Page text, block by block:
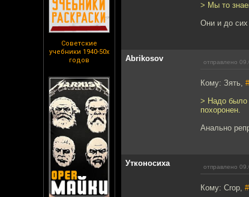
Советские
учебники 1940-50х
годов
> Мы то
Они и до сих
Abrikosov отправлено
Кому: Зять,
> Надо было
похоронен.
Анально
Утконосиха отправлено
Кому: Crop,